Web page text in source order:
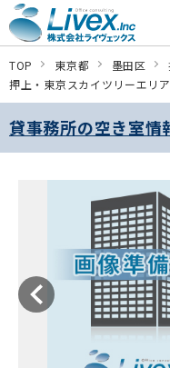
TOP 東京都 墨田区
押上・東京スカイツリーエリア
貸事務所の空き室情